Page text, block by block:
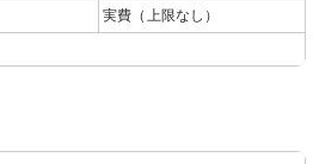
実費（上限なし）